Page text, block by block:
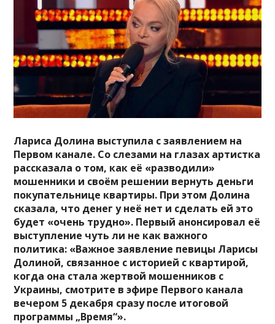
Лариса Долина выступила с заявлением на
Первом канале. Со слезами на глазах артистка
рассказала о том, как её «разводили»
мошенники и своём решении вернуть деньги
покупательнице квартиры. При этом Долина
сказала, что денег у неё нет и сделать ей это
будет «очень трудно». Первый анонсировал её
выступление чуть ли не как важного
политика: «Важное заявление певицы Ларисы
Долиной, связанное с историей с квартирой,
когда она стала жертвой мошенников с
Украины, смотрите в эфире Первого канала
вечером 5 декабря сразу после итоговой
программы „Время“».